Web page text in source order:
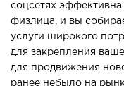
соцсетях
физлица, и вы
услуги широкого
для закрепления
для продвижения
ранее небыло на